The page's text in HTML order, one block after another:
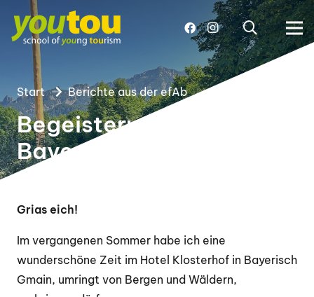
Start Berichte aus der efAb
Begeisterung Leben in
Bayerisch Gmain!
Grias eich!
Im vergangenen Sommer habe ich eine
wunderschöne Zeit im Hotel Klosterhof in Bayerisch
Gmain, umringt von Bergen und Wäldern,